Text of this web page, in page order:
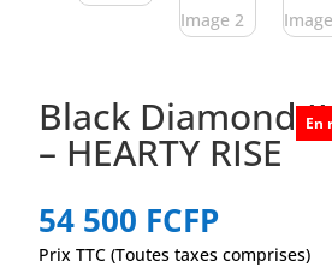
Black Diamond
– HEARTY RISE
54 500 FCFP
En
Prix TTC (Toutes taxes comprises)